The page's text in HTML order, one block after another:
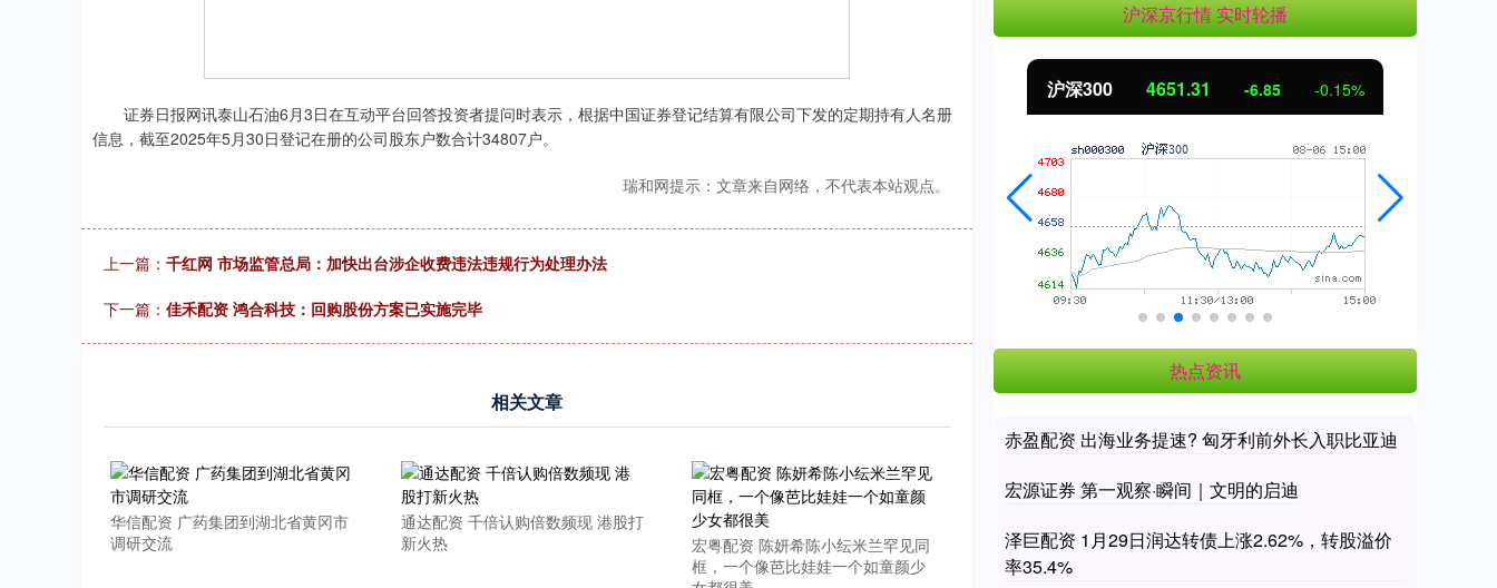
证券日报网讯泰山石油6月3日在互动平台回答投资者提问时表示，根据中国证券登记结算有限公司下发的定期持有人名册
信息，截至2025年5月30日登记在册的公司股东户数合计34807户。
瑞和网提示：文章来自网络，不代表本站观点。
上一篇： 千红网 市场监管总局：加快出台涉企收费违法违规行为处理办法
下一篇： 佳禾配资 鸿合科技：回购股份方案已实施完毕
相关文章
华信配资 广药集团到湖北省黄冈市
调研交流
通达配资 千倍认购倍数频现 港股打
新火热
宏粤配资 陈妍希陈小纭米兰罕见同
框，一个像芭比娃娃一个如童颜少
沪深京行情 实时轮播
北证50 1122.88 3.42 0.30%
热点资讯
赤盈配资 出海业务提速? 匈牙利前外长入职比亚迪
宏源证券 第一观察·瞬间｜文明的启迪
泽巨配资 1月29日润达转债上涨2.62%，转股溢价
率35.4%